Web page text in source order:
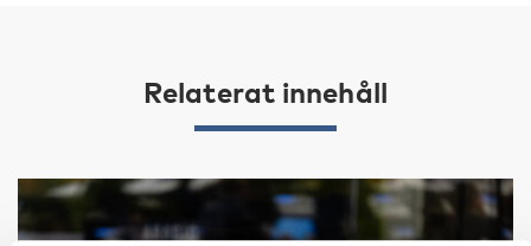
Relaterat innehåll